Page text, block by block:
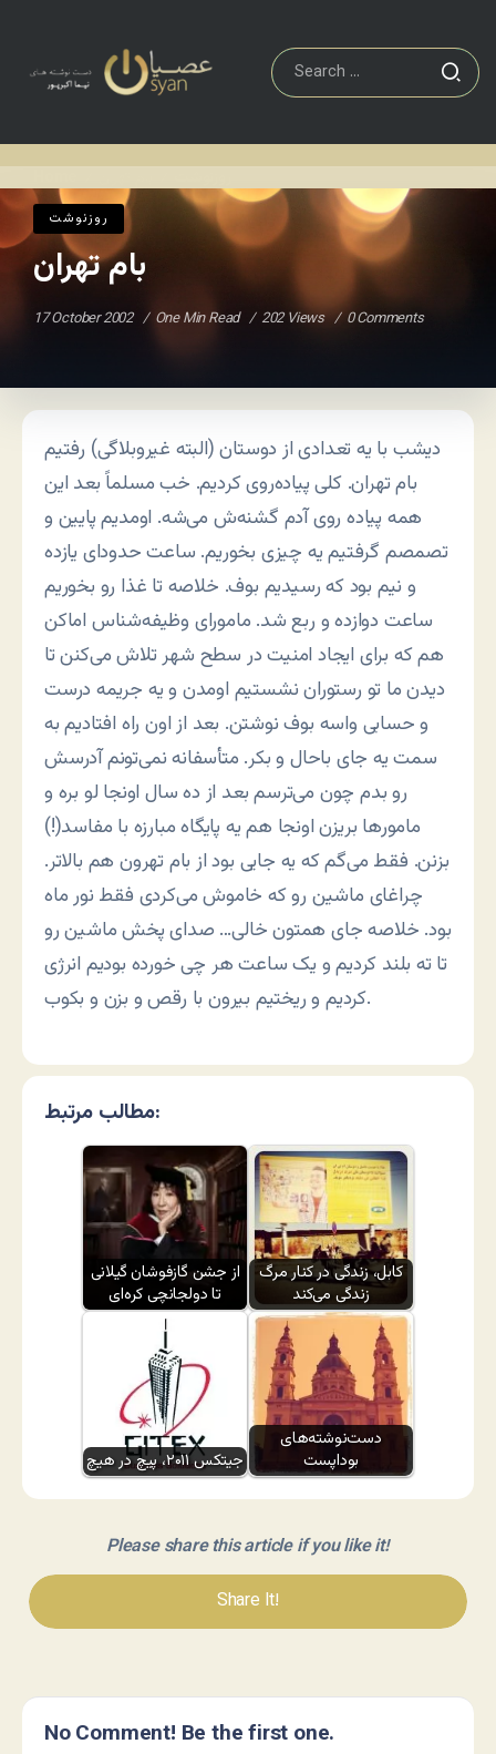
روزنوشت
بام تهران
17 October 2002 One Min Read 202 Views 0 Comments
دیشب با یه تعدادی از دوستان (البته غیروبلاگی) رفتیم
بام تهران. کلی پیاده‌روی کردیم. خب مسلماً بعد این
همه پیاده روی آدم گشنه‌ش می‌شه. اومدیم پایین و
تصمصم گرفتیم یه چیزی بخوریم. ساعت حدودای یازده
و نیم بود که رسیدیم بوف. خلاصه تا غذا رو بخوریم
ساعت دوازده و ربع شد. مامورای وظیفه‌شناس اماکن
هم که برای ایجاد امنیت در سطح شهر تلاش می‌کنن تا
دیدن ما تو رستوران نشستیم اومدن و یه جریمه درست
و حسابی واسه بوف نوشتن. بعد از اون راه افتادیم به
سمت یه جای باحال و بکر. متأسفانه نمی‌تونم آدرسش
رو بدم چون می‌ترسم بعد از ده سال اونجا لو بره و
مامورها بریزن اونجا هم یه پایگاه مبارزه با مفاسد(!)
بزنن. فقط می‌گم که یه جایی بود از بام تهرون هم بالاتر.
چراغای ماشین رو که خاموش می‌کردی فقط نور ماه
بود. خلاصه جای همتون خالی… صدای پخش ماشین رو
تا ته بلند کردیم و یک ساعت هر چی خورده بودیم انرژی
کردیم و ریختیم بیرون با رقص و بزن و بکوب.
مطالب مرتبط:
از جشن گازفوشان گیلانی
تا دولجانچی کره‌ای
کابل، زندگی در کنار مرگ
زندگی می‌کند
جیتکس ۲۰۱۱، پیچ در هیچ
دست‌نوشته‌های
بوداپست
Please share this article if you like it!
Share It!
No Comment! Be the first one.